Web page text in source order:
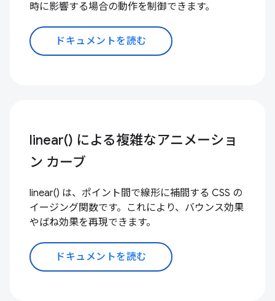
時に影響する場合の動作を制御できます。
ドキュメントを読む
linear() による複雑なアニメーショ
ン カーブ
linear() は、ポイント間で線形に補間する CSS の
イージング関数です。これにより、バウンス効果
やばね効果を再現できます。
ドキュメントを読む